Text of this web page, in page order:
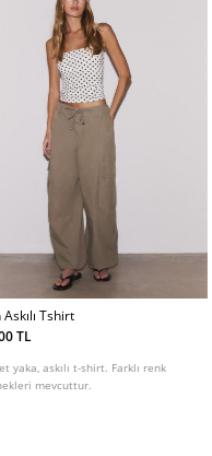
Askılı Tshirt
TL
yaka, askılı t-shirt. Farklı renk
mevcuttur.